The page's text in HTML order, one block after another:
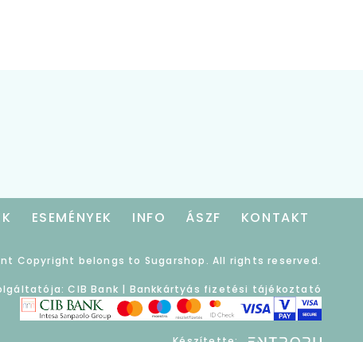
ESEMÉNYEK INFO ÁSZF KONTAKT
Copyright belongs to Sugarshop. All rights reserved.
CIB Bank | Bankkártyás fizetési tájékoztató